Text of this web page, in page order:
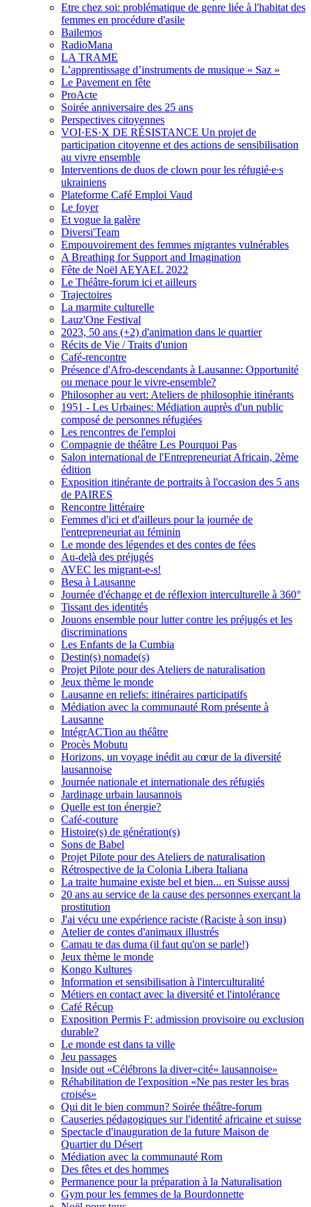
Etre chez soi: problématique de genre liée à l'habitat des
femmes en procédure d'asile
Bailemos
RadioMana
LA TRAME
L’apprentissage d’instruments de musique « Saz »
Le Pavement en fête
ProActe
Soirée anniversaire des 25 ans
Perspectives citoyennes
VOI·ES·X DE RÉSISTANCE Un projet de
participation citoyenne et des actions de sensibilisation
au vivre ensemble
Interventions de duos de clown pour les réfugié∙e∙s
ukrainiens
Plateforme Café Emploi Vaud
Le foyer
Et vogue la galère
Diversi'Team
Empouvoirement des femmes migrantes vulnérables
A Breathing for Support and Imagination
Fête de Noël AEYAEL 2022
Le Théâtre-forum ici et ailleurs
Trajectoires
La marmite culturelle
Lauz'One Festival
2023, 50 ans (+2) d'animation dans le quartier
Récits de Vie / Traits d'union
Café-rencontre
Présence d'Afro-descendants à Lausanne: Opportunité
ou menace pour le vivre-ensemble?
Philosopher au vert: Ateliers de philosophie itinérants
1951 - Les Urbaines: Médiation auprès d'un public
composé de personnes réfugiées
Les rencontres de l'emploi
Compagnie de théâtre Les Pourquoi Pas
Salon international de l'Entrepreneuriat Africain, 2ème
édition
Exposition itinérante de portraits à l'occasion des 5 ans
de PAIRES
Rencontre littéraire
Femmes d'ici et d'ailleurs pour la journée de
l'entrepreneuriat au féminin
Le monde des légendes et des contes de fées
Au-delà des préjugés
AVEC les migrant-e-s!
Besa à Lausanne
Journée d'échange et de réflexion interculturelle à 360°
Tissant des identités
Jouons ensemble pour lutter contre les préjugés et les
discriminations
Les Enfants de la Cumbia
Destin(s) nomade(s)
Projet Pilote pour des Ateliers de naturalisation
Jeux thème le monde
Lausanne en reliefs: itinéraires participatifs
Médiation avec la communauté Rom présente à
Lausanne
IntégrACTion au théâtre
Procès Mobutu
Horizons, un voyage inédit au cœur de la diversité
lausannoise
Journée nationale et internationale des réfugiés
Jardinage urbain lausannois
Quelle est ton énergie?
Café-couture
Histoire(s) de génération(s)
Sons de Babel
Projet Pilote pour des Ateliers de naturalisation
Rétrospective de la Colonia Libera Italiana
La traite humaine existe bel et bien... en Suisse aussi
20 ans au service de la cause des personnes exerçant la
prostitution
J'ai vécu une expérience raciste (Raciste à son insu)
Atelier de contes d'animaux illustrés
Camau te das duma (il faut qu'on se parle!)
Jeux thème le monde
Kongo Kultures
Information et sensibilisation à l'interculturalité
Métiers en contact avec la diversité et l'intolérance
Café Récup
Exposition Permis F: admission provisoire ou exclusion
durable?
Le monde est dans ta ville
Jeu passages
Inside out «Célébrons la diver«cité» lausannoise»
Réhabilitation de l'exposition «Ne pas rester les bras
croisés»
Qui dit le bien commun? Soirée théâtre-forum
Causeries pédagogiques sur l'identité africaine et suisse
Spectacle d'inauguration de la future Maison de
Quartier du Désert
Médiation avec la communauté Rom
Des fêtes et des hommes
Permanence pour la préparation à la Naturalisation
Gym pour les femmes de la Bourdonnette